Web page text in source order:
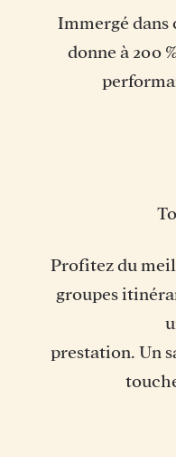
Immergé dans
donne à 200
Profitez du
groupes
prestation. Un